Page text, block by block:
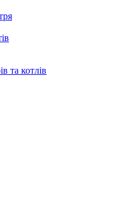
та котлів